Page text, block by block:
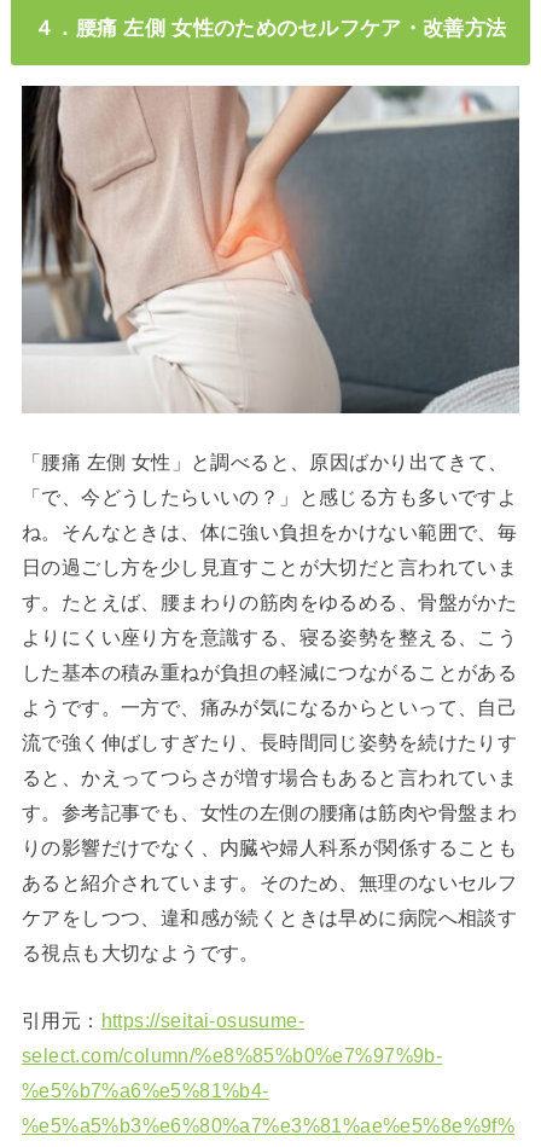
４．腰痛 左側 女性のためのセルフケア・改善方法
「腰痛 左側 女性」と調べると、原因ばかり出てきて、
「で、今どうしたらいいの？」と感じる方も多いですよ
ね。そんなときは、体に強い負担をかけない範囲で、毎
日の過ごし方を少し見直すことが大切だと言われていま
す。たとえば、腰まわりの筋肉をゆるめる、骨盤がかた
よりにくい座り方を意識する、寝る姿勢を整える、こう
した基本の積み重ねが負担の軽減につながることがある
ようです。一方で、痛みが気になるからといって、自己
流で強く伸ばしすぎたり、長時間同じ姿勢を続けたりす
ると、かえってつらさが増す場合もあると言われていま
す。参考記事でも、女性の左側の腰痛は筋肉や骨盤まわ
りの影響だけでなく、内臓や婦人科系が関係することも
あると紹介されています。そのため、無理のないセルフ
ケアをしつつ、違和感が続くときは早めに病院へ相談す
る視点も大切なようです。
引用元： https://seitai-osusume-
select.com/column/%e8%85%b0%e7%97%9b-
%e5%b7%a6%e5%81%b4-
%e5%a5%b3%e6%80%a7%e3%81%ae%e5%8e%9f%